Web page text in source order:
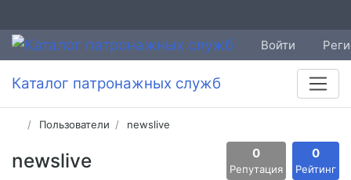
Войти
Каталог патронажных служб
Пользователи newslive
newslive 0
Репутация
0
Рейтинг